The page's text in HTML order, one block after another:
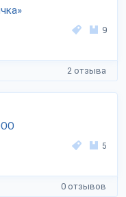
9
2 отзыва
5
0 отзывов